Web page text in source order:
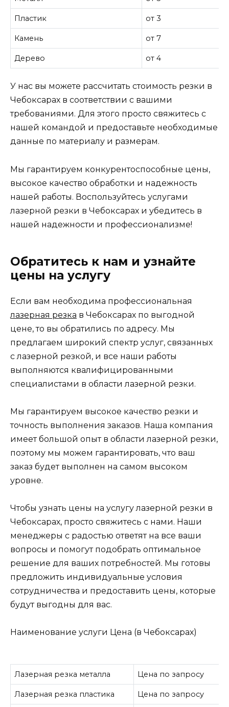
Пластик от 3
Камень от 7
Дерево от 4
У нас вы можете рассчитать стоимость резки в
Чебоксарах в соответствии с вашими
требованиями. Для этого просто свяжитесь с
нашей командой и предоставьте необходимые
данные по материалу и размерам.
Мы гарантируем конкурентоспособные цены,
высокое качество обработки и надежность
нашей работы. Воспользуйтесь услугами
лазерной резки в Чебоксарах и убедитесь в
нашей надежности и профессионализме!
Обратитесь к нам и узнайте
цены на услугу
Если вам необходима профессиональная
лазерная резка в Чебоксарах по выгодной
цене, то вы обратились по адресу. Мы
предлагаем широкий спектр услуг, связанных
с лазерной резкой, и все наши работы
выполняются квалифицированными
специалистами в области лазерной резки.
Мы гарантируем высокое качество резки и
точность выполнения заказов. Наша компания
имеет большой опыт в области лазерной резки,
поэтому мы можем гарантировать, что ваш
заказ будет выполнен на самом высоком
уровне.
Чтобы узнать цены на услугу лазерной резки в
Чебоксарах, просто свяжитесь с нами. Наши
менеджеры с радостью ответят на все ваши
вопросы и помогут подобрать оптимальное
решение для ваших потребностей. Мы готовы
предложить индивидуальные условия
сотрудничества и предоставить цены, которые
будут выгодны для вас.
Наименование услуги Цена (в Чебоксарах)
Лазерная резка металла Цена по запросу
Лазерная резка пластика Цена по запросу